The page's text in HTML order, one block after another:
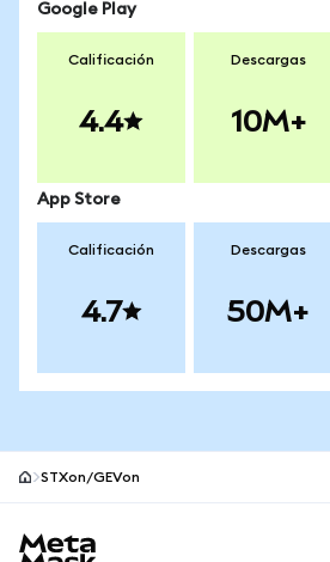
Google Play
Calificación
4.4
Descargas
10M+
App Store
Calificación
4.7
Descargas
50M+
STXon/GEVon